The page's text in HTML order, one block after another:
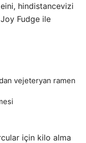
hindistancevizi
Fudge ile
için kilo alma